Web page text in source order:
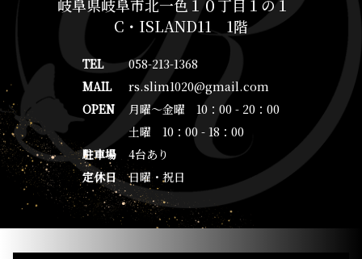
岐阜県岐阜市北一色１０丁目１の１
C・ISLAND11 1階
TEL
058-213-1368
MAIL
rs.slim1020@gmail.com
OPEN
月曜～金曜 10：00 - 20：00
土曜 10：00 - 18：00
駐車場
4台あり
定休日
日曜・祝日